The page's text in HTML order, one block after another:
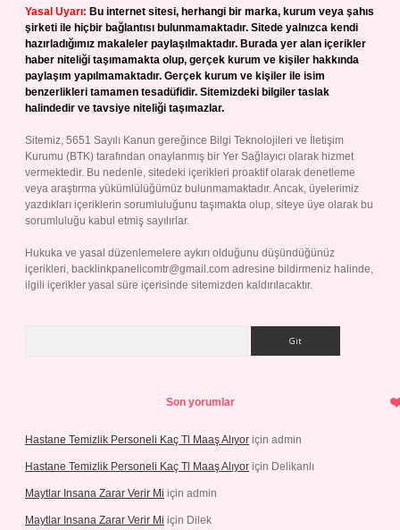
Yasal Uyarı: Bu internet sitesi, herhangi bir marka, kurum veya şahıs
şirketi ile hiçbir bağlantısı bulunmamaktadır. Sitede yalnızca kendi
hazırladığımız makaleler paylaşılmaktadır. Burada yer alan içerikler
haber niteliği taşımamakta olup, gerçek kurum ve kişiler hakkında
paylaşım yapılmamaktadır. Gerçek kurum ve kişiler ile isim
benzerlikleri tamamen tesadüfidir. Sitemizdeki bilgiler taslak
halindedir ve tavsiye niteliği taşımazlar.
Sitemiz, 5651 Sayılı Kanun gereğince Bilgi Teknolojileri ve İletişim
Kurumu (BTK) tarafından onaylanmış bir Yer Sağlayıcı olarak hizmet
vermektedir. Bu nedenle, sitedeki içerikleri proaktif olarak denetleme
veya araştırma yükümlülüğümüz bulunmamaktadır. Ancak, üyelerimiz
yazdıkları içeriklerin sorumluluğunu taşımakta olup, siteye üye olarak bu
sorumluluğu kabul etmiş sayılırlar.
Hukuka ve yasal düzenlemelere aykırı olduğunu düşündüğünüz
içerikleri, backlinkpanelicomtr@gmail.com adresine bildirmeniz halinde,
ilgili içerikler yasal süre içerisinde sitemizden kaldırılacaktır.
Son yorumlar
Hastane Temizlik Personeli Kaç Tl Maaş Alıyor için admin
Hastane Temizlik Personeli Kaç Tl Maaş Alıyor için Delikanlı
Maytlar Insana Zarar Verir Mi için admin
Maytlar Insana Zarar Verir Mi için Dilek